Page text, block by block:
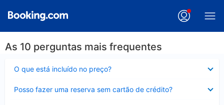
As 10 perguntas mais frequentes
O que está incluído no preço?
Posso fazer uma reserva sem cartão de crédito?